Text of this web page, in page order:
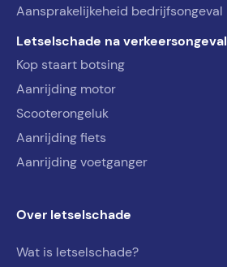
Aansprakelijkeheid bedrijfsongeval
Letselschade na verkeersongeval
Kop staart botsing
Aanrijding motor
Scooterongeluk
Aanrijding fiets
Aanrijding voetganger
Over letselschade
Wat is letselschade?